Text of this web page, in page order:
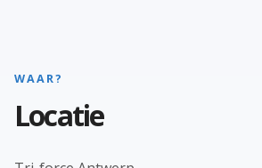
WAAR?
Locatie